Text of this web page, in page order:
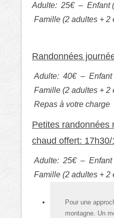
Adulte: 25€ – Enfant
Famille (2 adultes + 2
Randonnées
Adulte: 40€ – Enfant
Famille (2 adultes +
Repas à votre charge
Petites randonnées
chaud offert: 17h30/
Adulte: 25€ – Enfant
Famille (2 adultes + 2
Pour une
montagne. Un